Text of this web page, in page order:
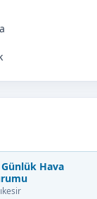
Hava